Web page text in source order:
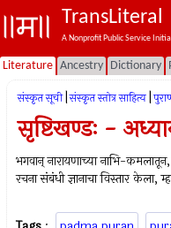
TransLiteral
A Nonprofit Public Service
Literature Ancestry Dictionary
संस्कृत सूची संस्कृत स्तोत्र साहित्य
सृष्टिखण्डः -
भगवान् नारायणाच्या नाभि-कमलातून,
रचना संबंधी ज्ञानाचा विस्तार केला,